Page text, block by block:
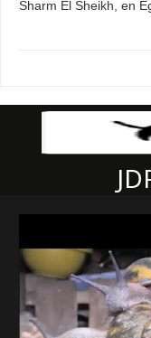
Sharm El Sheikh, en